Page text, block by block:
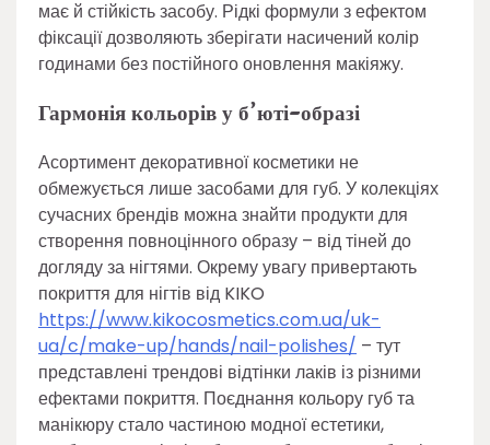
має й стійкість засобу. Рідкі формули з ефектом
фіксації дозволяють зберігати насичений колір
годинами без постійного оновлення макіяжу.
Гармонія кольорів у б’юті-образі
Асортимент декоративної косметики не
обмежується лише засобами для губ. У колекціях
сучасних брендів можна знайти продукти для
створення повноцінного образу – від тіней до
догляду за нігтями. Окрему увагу привертають
покриття для нігтів від KIKO
https://www.kikocosmetics.com.ua/uk-
ua/c/make-up/hands/nail-polishes/ – тут
представлені трендові відтінки лаків із різними
ефектами покриття. Поєднання кольору губ та
манікюру стало частиною модної естетики,